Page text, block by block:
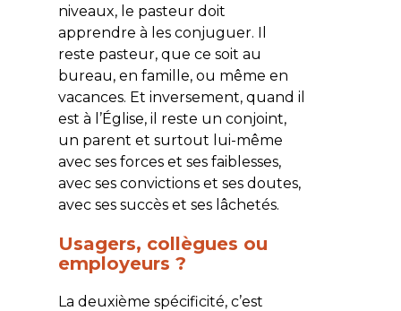
niveaux, le pasteur doit
apprendre à les conjuguer. Il
reste pasteur, que ce soit au
bureau, en famille, ou même en
vacances. Et inversement, quand il
est à l’Église, il reste un conjoint,
un parent et surtout lui-même
avec ses forces et ses faiblesses,
avec ses convictions et ses doutes,
avec ses succès et ses lâchetés.
Usagers, collègues ou
employeurs ?
La deuxième spécificité, c’est